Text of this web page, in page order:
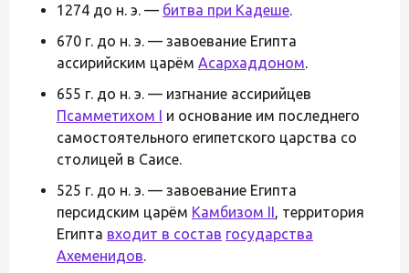
1274 до н. э. — битва при Кадеше.
670 г. до н. э. — завоевание Египта
ассирийским царём Асархаддоном.
655 г. до н. э. — изгнание ассирийцев
Псамметихом I и основание им последнего
самостоятельного египетского царства со
столицей в Саисе.
525 г. до н. э. — завоевание Египта
персидским царём Камбизом II, территория
Египта входит в состав государства
Ахеменидов.